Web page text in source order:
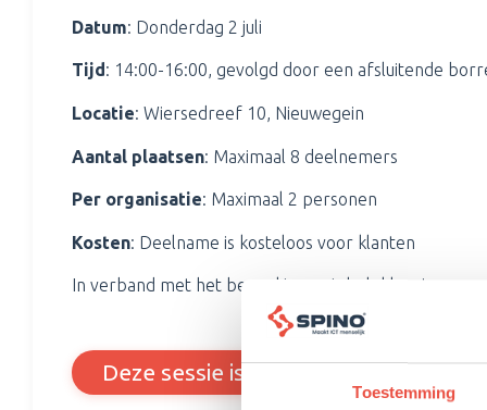
Toestemming
Datum: Donderdag 2 juli
Tijd : 14:00-16:00, gevolgd door een afsluitende
Locatie: Wiersedreef 10, Nieuwegein
Aantal plaatsen: Maximaal 8 deelnemers
Per organisatie: Maximaal 2 personen
Kosten: Deelname is kosteloos voor klanten
In verband met het beperkte aantal plekken is
Deze sessie is al geweest